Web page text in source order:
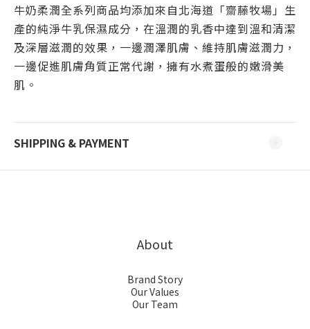
牛奶柔潤全系列商品均添加來自北海道「齋藤牧場」生
產的純淨牛乳保濕成分，在溫潤的乳香中達到溫和清潔
及深層滋潤的效果，一邊潤澤肌膚、維持肌膚滋潤力，
一邊促進肌膚角質正常代謝，擁有水煮蛋般的嫩滑美
肌。
SHIPPING & PAYMENT
About
Brand Story
Our Values
Our Team